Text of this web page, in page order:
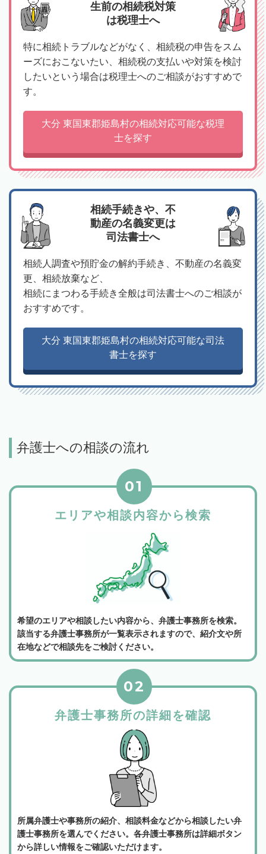
生前の相続税対策
は税理士へ
特に相続トラブルなどがなく、相続税の申告をスム
ーズにおこないたい、相続税の支払いや対策を検討
したいという場合は税理士へのご相談がおすすめで
す。
大分 東国東郡姫島村の相続対応可能な税理
士を探す
相続手続きや、不
動産の名義変更は
司法書士へ
相続人調査や預貯金の解約手続き、不動産の名義変
更、相続放棄など、
相続にまつわる手続き全般は司法書士へのご相談が
おすすめです。
大分 東国東郡姫島村の相続対応可能な司法
書士を探す
弁護士への相談の流れ
エリアや相談内容から検索
01
希望のエリアや相談したい内容から、弁護士事務所を検索。
該当する弁護士事務所が一覧表示されますので、紹介文や所
在地などで相談先をご検討ください。
弁護士事務所の詳細を確認
02
所属弁護士や事務所の紹介、相談料金などから相談したい弁
護士事務所を選んでください。各弁護士事務所は詳細ボタン
から詳しい情報をご確認いただけます。